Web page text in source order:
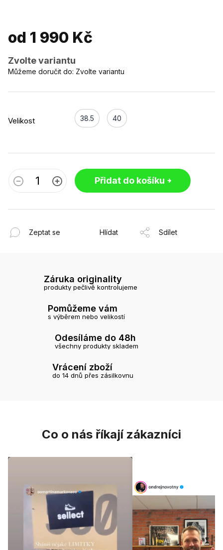
od 1 990 Kč
Zvolte variantu
Velikost 38.5 40
Můžeme doručit do: Zvolte variantu
Přidat do košíku
Zeptat se Hlídat Sdílet
Záruka originality
produkty pečlivě kontrolujeme
Pomůžeme vám
s výběrem nebo velikostí
Odesíláme do 48h
všechny produkty skladem
Vrácení zboží
do 14 dnů přes zásilkovnu
Co o nás říkají zákazníci